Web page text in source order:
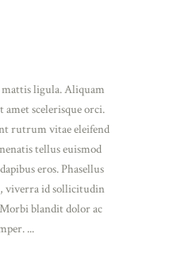
ligula. Aliquam
scelerisque orci.
rutrum vitae eleifend
tellus euismod
eros. Phasellus
viverra id sollicitudin
blandit dolor ac